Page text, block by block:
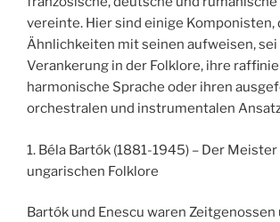
vereinte. Hier sind einige Komponisten,
Ähnlichkeiten mit seinen aufweisen, sei
Verankerung in der Folklore, ihre
harmonische Sprache oder ihren
orchestralen und instrumentalen
1. Béla Bartók (1881-1945) – Der
ungarischen Folklore
Bartók und Enescu waren